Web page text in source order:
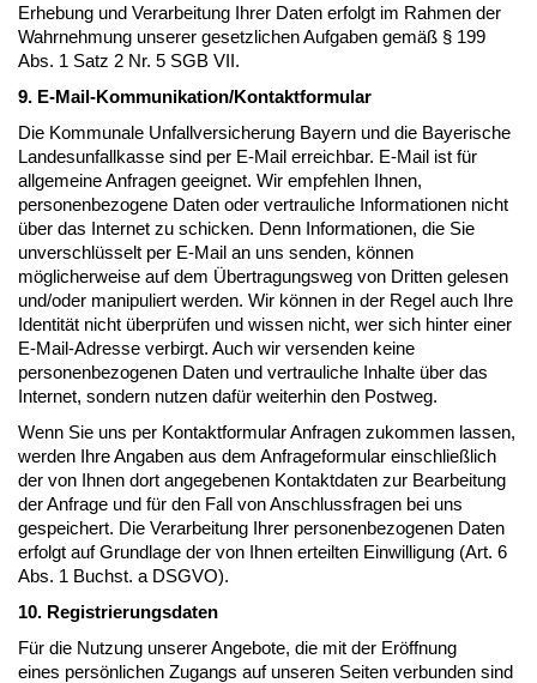
Erhebung und Verarbeitung Ihrer Daten erfolgt im Rahmen der
Wahrnehmung unserer gesetzlichen Aufgaben gemäß § 199
Abs. 1 Satz 2 Nr. 5 SGB VII.
9. E-Mail-Kommunikation/Kontaktformular
Die Kommunale Unfallversicherung Bayern und die Bayerische
Landesunfallkasse sind per E-Mail erreichbar. E-Mail ist für
allgemeine Anfragen geeignet. Wir empfehlen Ihnen,
personenbezogene Daten oder vertrauliche Informationen nicht
über das Internet zu schicken. Denn Informationen, die Sie
unverschlüsselt per E-Mail an uns senden, können
möglicherweise auf dem Übertragungsweg von Dritten gelesen
und/oder manipuliert werden. Wir können in der Regel auch Ihre
Identität nicht überprüfen und wissen nicht, wer sich hinter einer
E-Mail-Adresse verbirgt. Auch wir versenden keine
personenbezogenen Daten und vertrauliche Inhalte über das
Internet, sondern nutzen dafür weiterhin den Postweg.
Wenn Sie uns per Kontaktformular Anfragen zukommen lassen,
werden Ihre Angaben aus dem Anfrageformular einschließlich
der von Ihnen dort angegebenen Kontaktdaten zur Bearbeitung
der Anfrage und für den Fall von Anschlussfragen bei uns
gespeichert. Die Verarbeitung Ihrer personenbezogenen Daten
erfolgt auf Grundlage der von Ihnen erteilten Einwilligung (Art. 6
Abs. 1 Buchst. a DSGVO).
10. Registrierungsdaten
Für die Nutzung unserer Angebote, die mit der Eröffnung
eines persönlichen Zugangs auf unseren Seiten verbunden sind